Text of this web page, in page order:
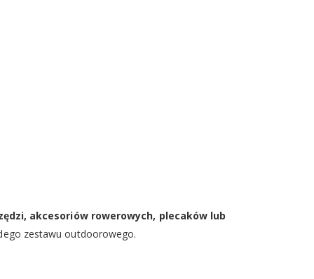
akcesoriów rowerowych, plecaków lub
zestawu outdoorowego.